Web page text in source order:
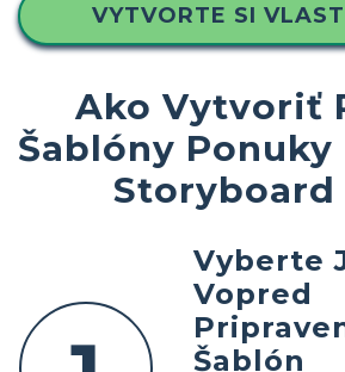
VYTVORTE SI
Ako Vytvoriť
Šablóny Ponuky
Storyboard
Vyberte
Vopred
Šablón